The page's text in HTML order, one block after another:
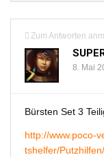
Zum Antworten
8. Mai
Bürsten Set 3
http://www.poco-
tshelfer/